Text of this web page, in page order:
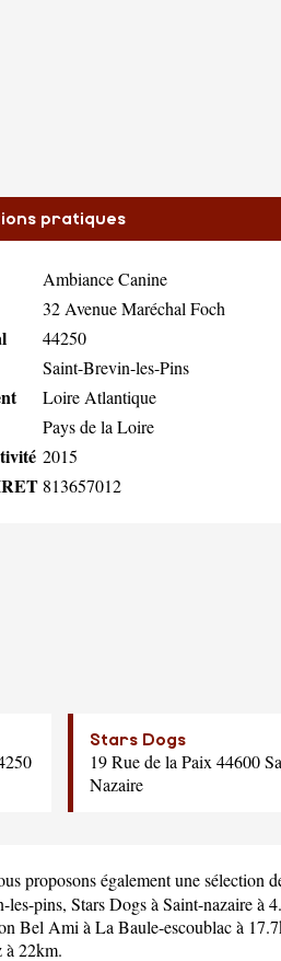
pratiques
Ambiance Canine
32 Avenue Maréchal Foch
44250
Saint-Brevin-les-Pins
Loire Atlantique
Pays de la Loire
2015
813657012
Stars Dogs
19 Rue de la Paix 44600
Nazaire
proposons également une sélection
les-pins, Stars Dogsà Saint-nazaire à
Bel Amià La Baule-escoublac à
à 22km.